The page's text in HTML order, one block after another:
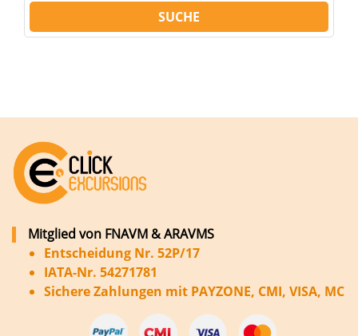
SUCHE
Mitglied von FNAVM & ARAVMS
Entscheidung Nr. 52P/17
IATA-Nr. 54271781
Sichere Zahlungen mit PAYZONE, CMI, VISA, MC